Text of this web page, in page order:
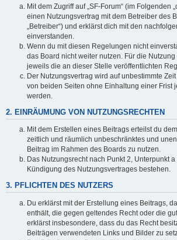
Mit dem Zugriff auf „SF-Forum“ (im Folgenden
einen Nutzungsvertrag mit dem Betreiber des
„Betreiber“) und erklärst dich mit den
einverstanden.
Wenn du mit diesen Regelungen nicht
das Board nicht weiter nutzen. Für die
jeweils die an dieser Stelle veröffentlichten
Der Nutzungsvertrag wird auf unbestimmte
von beiden Seiten ohne Einhaltung einer Frist
werden.
2. EINRÄUMUNG VON NUTZUNGSRECHTEN
Mit dem Erstellen eines Beitrags erteilst du
zeitlich und räumlich unbeschränktes und
Beitrag im Rahmen des Boards zu nutzen.
Das Nutzungsrecht nach Punkt 2, Unterpunkt
Kündigung des Nutzungsvertrages bestehen.
3. PFLICHTEN DES NUTZERS
Du erklärst mit der Erstellung eines Beitrags,
enthält, die gegen geltendes Recht oder die
erklärst insbesondere, dass du das Recht
Beiträgen verwendeten Links und Bilder zu